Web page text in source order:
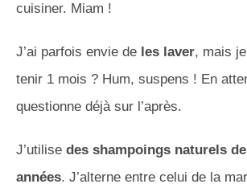
cuisiner. Miam !
J’ai parfois envie de les laver, mais
tenir 1 mois ? Hum, suspens ! En
questionne déjà sur l’après.
J’utilise des shampoings naturels
années. J’alterne entre celui de la